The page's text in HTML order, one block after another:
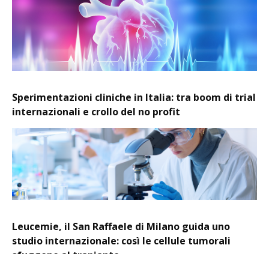
Sperimentazioni cliniche in Italia: tra boom di trial
internazionali e crollo del no profit
Leucemie, il San Raffaele di Milano guida uno
studio internazionale: così le cellule tumorali